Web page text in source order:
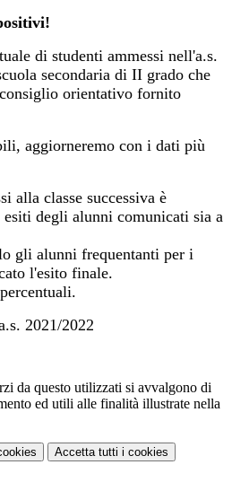
di studenti ammessi nell'a.s.
secondaria di II grado che
orientativo fornito
aggiorneremo con i dati più
alla classe successiva è
esiti degli alunni comunicati sia a
gli alunni frequentanti per i
l'esito finale.
2021/2022
da questo utilizzati si avvalgono di
ed utili alle finalità illustrate nella
Accetta tutti i cookies